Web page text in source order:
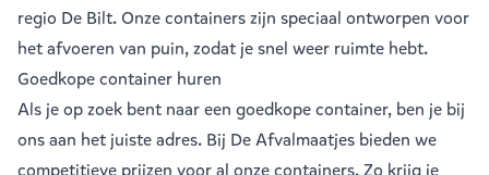
regio De Bilt. Onze containers zijn speciaal ontworpen voor
het afvoeren van puin, zodat je snel weer ruimte hebt.
Goedkope container huren
Als je op zoek bent naar een goedkope container, ben je bij
ons aan het juiste adres. Bij De Afvalmaatjes bieden we
competitieve prijzen voor al onze containers. Zo krijg je